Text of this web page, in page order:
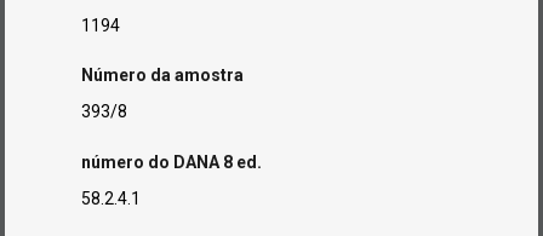
1194
Número da amostra
393/8
número do DANA 8 ed.
58.2.4.1